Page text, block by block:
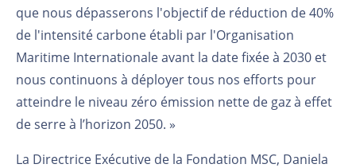
que nous dépasserons l'objectif de réduction de 40%
de l'intensité carbone établi par l'Organisation
Maritime Internationale avant la date fixée à 2030 et
nous continuons à déployer tous nos efforts pour
atteindre le niveau zéro émission nette de gaz à effet
de serre à l’horizon 2050. »
La Directrice Exécutive de la Fondation MSC, Daniela